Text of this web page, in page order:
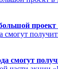
смогут